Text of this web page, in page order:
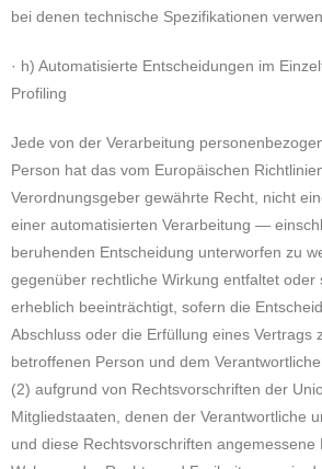
bei denen technische Spezifikationen
· h) Automatisierte Entscheidungen im
Profiling
Jede von der Verarbeitung
Person hat das vom Europäischen
Verordnungsgeber gewährte Recht, nicht
einer automatisierten Verarbeitung —
beruhenden Entscheidung unterworfen zu
gegenüber rechtliche Wirkung entfaltet oder
erheblich beeinträchtigt, sofern die
Abschluss oder die Erfüllung eines Vertrags
betroffenen Person und dem
(2) aufgrund von Rechtsvorschriften der
Mitgliedstaaten, denen der Verantwortliche
und diese Rechtsvorschriften